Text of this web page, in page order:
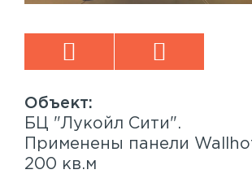
БЦ "Лукойл Сити".
Применены панели
200 кв.м